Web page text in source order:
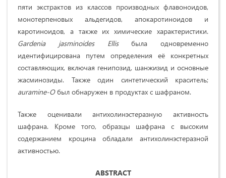
пяти экстрактов из классов производных флавоноидов,
монотерпеновых альдегидов, апокаротиноидов и
каротиноидов, а также их химические характеристики.
Gardenia
jasminoides Ellisбыла одновременно
идентифицирована путем определения её конкретных
составляющих, включая генипозид, шанжизид и основные
жасминозиды. Также один синтетический краситель;
auramine-Oбыл обнаружен в продуктах с шафраном.
Также оценивали антихолинэстеразную активность
шафрана. Кроме того, образцы шафрана с высоким
содержанием кроцина обладали антихолинэстеразной
активностью.
ABSTRACT